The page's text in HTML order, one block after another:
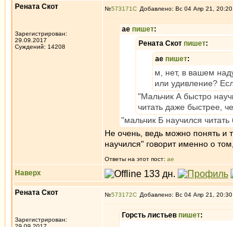
Рената Скот
Зарегистрирован:
29.09.2017
Суждений: 14208
№573171 Добавлено: Вс 04 Апр 21,
ae пишет:
Рената Скот пишет:
ae пишет:
м, нет, в вашем
или удивление?
"Мальчик А быстро
читать даже быстрее,
"мальчик Б научился
Не очень, ведь можно понять и
научился" говорит именно о
Ответы на этот пост: ae
Наверх
Рената Скот
Зарегистрирован:
№573172 Добавлено: Вс 04 Апр 21,
Горсть листьев пишет: